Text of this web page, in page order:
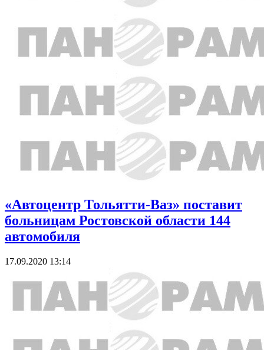
«Автоцентр Тольятти-Ваз» поставит
больницам Ростовской области 144
автомобиля
17.09.2020 13:14